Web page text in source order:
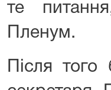
те
Пленум.
Після